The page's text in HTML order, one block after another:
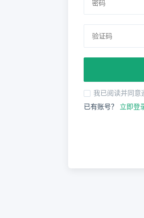
我已阅读并同意
已有账号？ 立即登